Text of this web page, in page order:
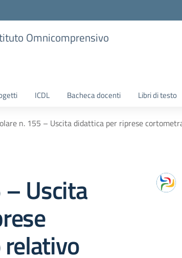
Omnicomprensivo
ICDL Bacheca docenti Libri di testo
n. 155 – Uscita didattica per riprese
– Uscita